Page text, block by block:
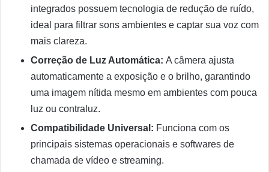
integrados possuem tecnologia de redução de ruído,
ideal para filtrar sons ambientes e captar sua voz com
mais clareza.
Correção de Luz Automática: A câmera ajusta
automaticamente a exposição e o brilho, garantindo
uma imagem nítida mesmo em ambientes com pouca
luz ou contraluz.
Compatibilidade Universal: Funciona com os
principais sistemas operacionais e softwares de
chamada de vídeo e streaming.